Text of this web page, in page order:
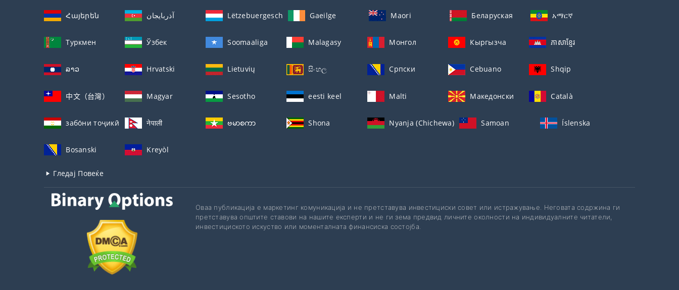
Հայերեն آذربايجان Lëtzebuergesch Gaeilge Maori Беларуская አማርኛ
Туркмен Ўзбек Soomaaliga Malagasy Монгол Кыргызча ភាសាខ្មែរ
ລາວ Hrvatski Lietuvių සිංහල Српски Cebuano Shqip
中文（台灣） Magyar Sesotho eesti keel Malti Македонски Català
забо́ни тоҷикӣ́ नेपाली ဗမာစကာ Shona Nyanja (Chichewa) Samoan Íslenska
Bosanski Kreyòl
Гледај Повеќе
Оваа публикација е маркетинг комуникација и не претставува инвестициски совет или истражување. Неговата содржина ги
претставува општите ставови на нашите експерти и не ги зема предвид личните околности на индивидуалните читатели,
инвестициското искуство или моменталната финансиска состојба.